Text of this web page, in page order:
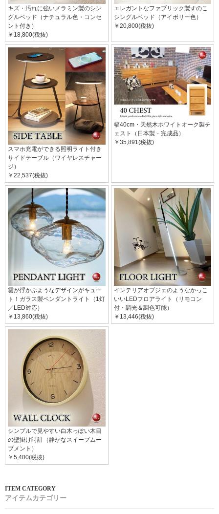
キズ・汚れに強いメラミン製のシン
グルベッド（ナチュラル色・コンセ
ント付き）
￥18,800(税抜)
エレガントなファブリック製すのこ
シングルベッド（アイボリー色）
￥20,800(税抜)
スマホ充電ができる照明ライト付き
サイドテーブル（ワイヤレスチャー
ジ）
￥22,537(税抜)
幅40cm・天然木ホワイトオーク製チ
ェスト（日本製・完成品）
￥35,891(税抜)
雲が浮かぶようなデザインがキュー
ト！ガラス製ペンダントライト（1灯
／LED対応）
￥13,860(税抜)
インテリアオブジェのようなかっこ
いいLEDフロアライト（リモコン
付・調光＆調色可能）
￥13,446(税抜)
シンプルで見やすい白木っぽい木目
の壁掛け時計（静かなスイープムー
ブメント）
￥5,400(税抜)
アイテムカテゴリー